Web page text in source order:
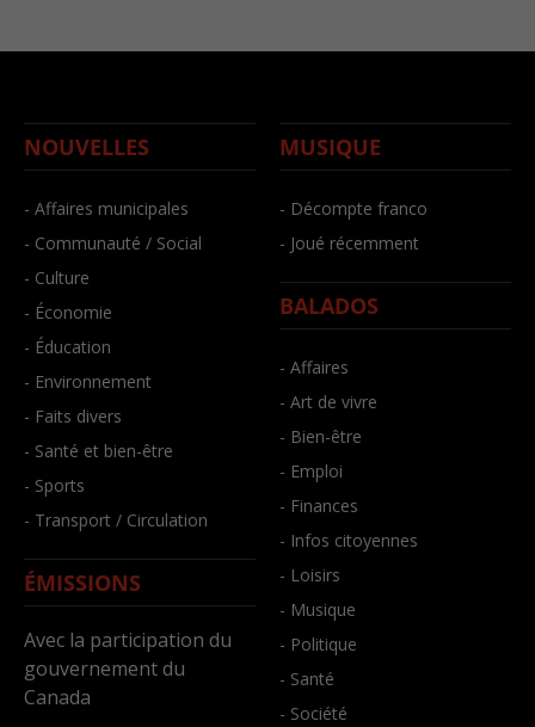
NOUVELLES
- Affaires municipales
- Communauté / Social
- Culture
- Économie
- Éducation
- Environnement
- Faits divers
- Santé et bien-être
- Sports
- Transport / Circulation
ÉMISSIONS
Avec la participation du
gouvernement du
Canada
MUSIQUE
- Décompte franco
- Joué récemment
BALADOS
- Affaires
- Art de vivre
- Bien-être
- Emploi
- Finances
- Infos citoyennes
- Loisirs
- Musique
- Politique
- Santé
- Société